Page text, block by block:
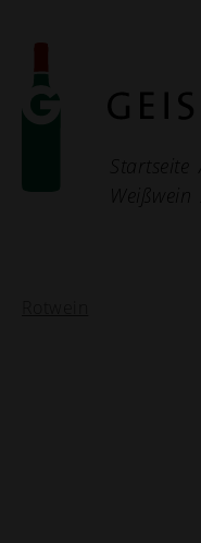
Startseite
Weißwein